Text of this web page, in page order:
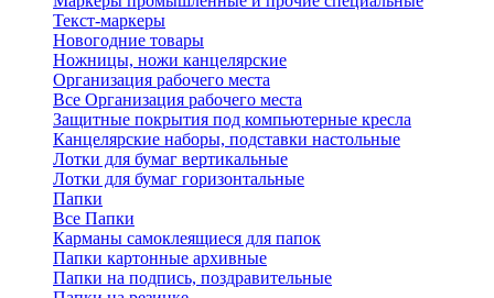
Текст-маркеры
Новогодние товары
Ножницы, ножи канцелярские
Организация рабочего места
Все Организация рабочего места
Защитные покрытия под компьютерные кресла
Канцелярские наборы, подставки настольные
Лотки для бумаг вертикальные
Лотки для бумаг горизонтальные
Папки
Все Папки
Карманы самоклеящиеся для папок
Папки картонные архивные
Папки на подпись, поздравительные